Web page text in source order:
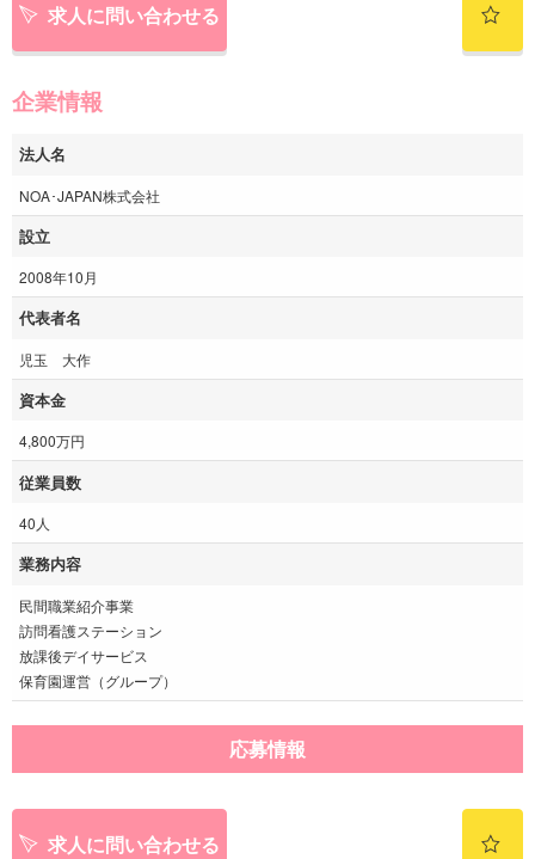
求人に問い合わせる
企業情報
法人名
NOA･JAPAN株式会社
設立
2008年10月
代表者名
児玉 大作
資本金
4,800万円
従業員数
40人
業務内容
民間職業紹介事業
訪問看護ステーション
放課後デイサービス
保育園運営（グループ）
応募情報
求人に問い合わせる